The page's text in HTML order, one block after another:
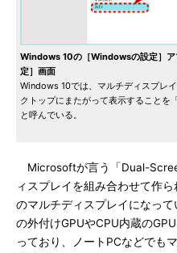
Windows 10の［Windowsの設定］ア
定］画面
Windows 10では、マルチディスプレ
クトップにまたがって表示することを
と呼んでいる。
Microsoftが言う「Dual-
ィスプレイを組み合わせて作
のマルチディスプレイになっ
の外付けGPUやCPU内蔵の
っており、ノートPCなどでも